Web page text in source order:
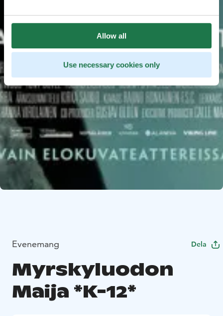
Allow all
Use necessary cookies only
Evenemang Dela
Myrskyluodon
Maija *K-12*